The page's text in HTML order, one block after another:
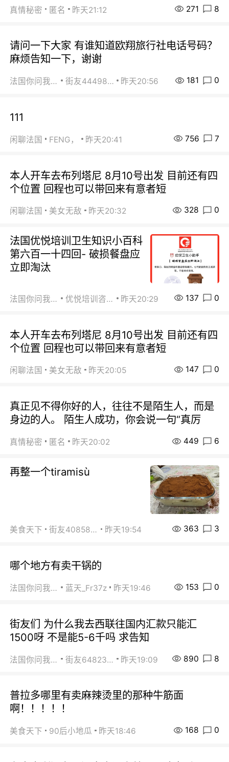
真情秘密 匿名 昨天21:12 271 8
请问一下大家 有谁知道欧翔旅行社电话号码？
麻烦告知一下，谢谢
法国你问我答 街友44498484 昨天20:56 181 0
111
闲聊法国 FENG， 昨天20:41 756 7
本人开车去布列塔尼 8月10号出发 目前还有四
个位置 回程也可以带回来有意者短
闲聊法国 美女无敌 昨天20:32 328 0
法国优悦培训卫生知识小百科
第六百一十四回- 破损餐盘应
立即淘汰
法国你问我答 优悦培训咨询 昨天20:29 137 0
本人开车去布列塔尼 8月10号出发 目前还有四
个位置 回程也可以带回来有意者短
闲聊法国 美女无敌 昨天20:05 147 0
真正见不得你好的人，往往不是陌生人，而是
身边的人。 陌生人成功，你会说一句“真厉
真情秘密 匿名 昨天20:02 449 6
再整一个tiramisù
美食天下 街友40858442 昨天19:54 363 3
哪个地方有卖干锅的
法国你问我答 蓝天_Fr37z 昨天19:46 153 0
街友们 为什么我去西联往国内汇款只能汇
1500呀 不是能5-6千吗 求告知
法国你问我答 街友64823891 昨天19:09 890 8
普拉多哪里有卖麻辣烫里的那种牛筋面
啊！！！！！
美食天下 90后小地瓜 昨天18:46 168 0